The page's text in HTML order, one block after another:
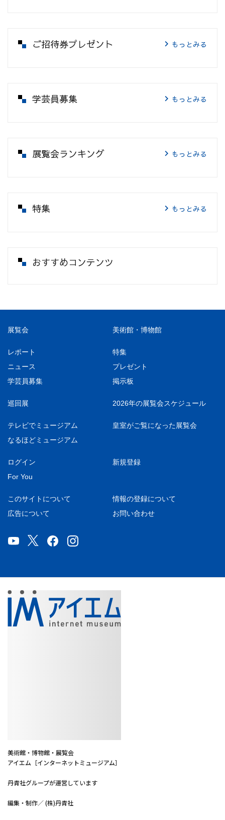
ご招待券プレゼント もっとみる
学芸員募集 もっとみる
展覧会ランキング もっとみる
特集 もっとみる
おすすめコンテンツ
展覧会 美術館・博物館
レポート
特集
ニュース
プレゼント
学芸員募集
掲示板
巡回展 2026年の展覧会スケジュール
テレビでミュージアム
皇室がご覧になった展覧会
なるほどミュージアム
ログイン
新規登録
For You
このサイトについて
情報の登録について
広告について
お問い合わせ
美術館・博物館・展覧会
アイエム［インターネットミュージアム］
丹青社グループが運営しています
編集・制作／ (株)丹青社